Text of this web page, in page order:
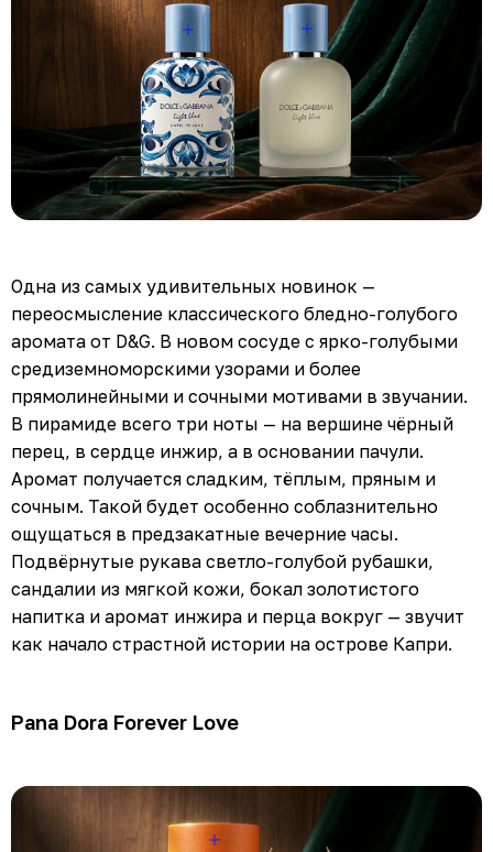
Одна из самых удивительных новинок —
переосмысление классического бледно-голубого
аромата от D&G. В новом сосуде с ярко-голубыми
средиземноморскими узорами и более
прямолинейными и сочными мотивами в звучании.
В пирамиде всего три ноты — на вершине чёрный
перец, в сердце инжир, а в основании пачули.
Аромат получается сладким, тёплым, пряным и
сочным. Такой будет особенно соблазнительно
ощущаться в предзакатные вечерние часы.
Подвёрнутые рукава светло-голубой рубашки,
сандалии из мягкой кожи, бокал золотистого
напитка и аромат инжира и перца вокруг — звучит
как начало страстной истории на острове Капри.
Pana Dora Forever Love